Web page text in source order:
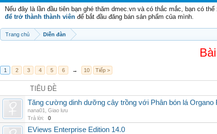
Nếu đây là lần đầu tiên bạn ghé thăm dmec.vn và có thắc mắc, bạn có
để trở thành thành viên để bắt đầu đăng bán sản phẩm của mình.
Trang chủ Diễn đàn
1 2 3 4 5 6 → 10 Tiếp >
TIÊU ĐỀ
Tăng cường dinh dưỡng cây trồng với Phân bón lá Organo
nana01
Giao lưu
Trả lời:
0
EViews Enterprise Edition 14.0